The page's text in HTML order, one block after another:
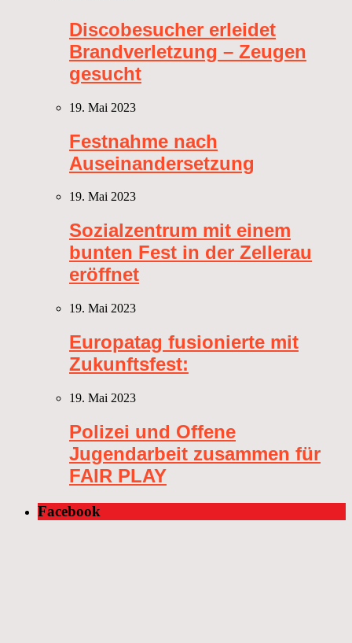
Discobesucher erleidet
Brandverletzung – Zeugen
gesucht
19. Mai 2023
Festnahme nach
Auseinandersetzung
19. Mai 2023
Sozialzentrum mit einem
bunten Fest in der Zellerau
eröffnet
19. Mai 2023
Europatag fusionierte mit
Zukunftsfest:
19. Mai 2023
Polizei und Offene
Jugendarbeit zusammen für
FAIR PLAY
Facebook